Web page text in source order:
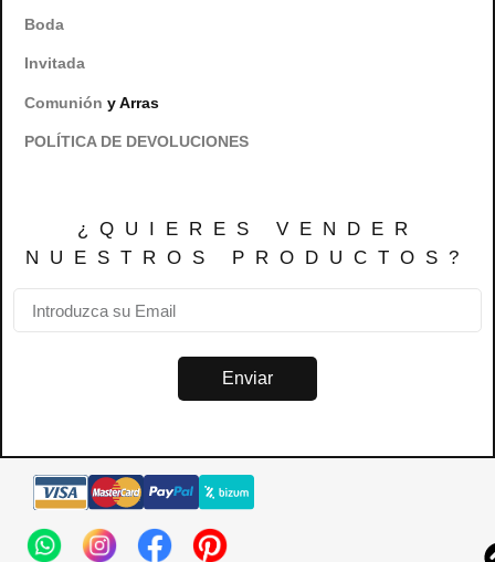
Boda
Invitada
Comunión y Arras
POLÍTICA DE DEVOLUCIONES
¿QUIERES VENDER
NUESTROS PRODUCTOS?
Enviar